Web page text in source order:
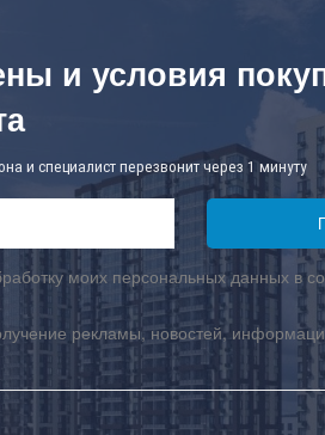
и условия
и специалист перезвонит через 1 минуту
моих персональных данных в
рекламы, новостей,